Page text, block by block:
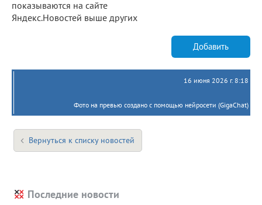
показываются на сайте
Яндекс.Новостей выше других
Добавить
16 июня 2026 г. 8:18
Фото на превью создано с помощью нейросети (GigaChat)
Вернуться к списку новостей
Последние новости